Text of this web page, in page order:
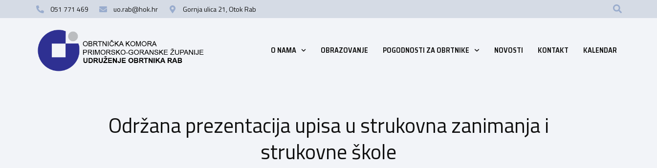
051 771 469 uo.rab@hok.hr Gornja ulica 21, Otok Rab
O NAMA OBRAZOVANJE POGODNOSTI ZA OBRTNIKE NOVOSTI KONTAKT KALENDAR
Održana prezentacija upisa u strukovna zanimanja i
strukovne škole